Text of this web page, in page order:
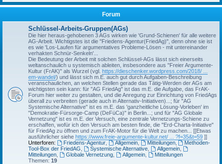
Forum
Schlüssel-Arbeits-Gruppen(AGs)
Die hier heraus-gehobenen 3 AGs wirken wie 'Grund-Schienen' für alle weitere
AG-Arbeit. Wichtigstes ist die "Friedens-Agentur(FriedAg)", denn ohne sie ist
es wie 'Los-Laufen für argumentatives Probleme-Lösen - mit untereinander
verhakten Schnür-Senkeln'...
Die Bedeutung der Arbeit mit solchen Schlüssel-AGs lässt sich einerseits
weltanschaulich u systemisch ableiten, insbesondere aus "Freier Argumente-
Kultur (FrAK)" als Wurzel (vgl. https://dieschenker.wordpress.com/2018/ ...
em-wandel/) und lässt sich m.E. auch gut durch Aufgaben-Beschreibung
veranschaulichen, an welchen Stellen gerade das Tätig-Werden der AGs am
wichtigsten sein kann: für "AG FriedAg" ist das m.E. die Aufgabe, das FrAK-
Forum hier weiter zu gestalten, und die Anregung zur Einrichtung von FriedAgs
überall zu verbreiten (gerade auch in Alternativ-Initiativen)...; für "AG
Systemische Alternative" ist es m.E. das 'ganzheitliche Lösung-Vorleben' im
"Demokratie-Fürsorge-Camp (DeFüCa)" in Berlin...; und für "AG Globale
Vernetzung" ist es m.E. der Versuch, eine zentrale Vernetzungs-Schiene zu
erschaffen, wofür ich den Versuch am besten finde, die "Erd-Charta-Initiative"
für FriedAg zu öffnen und zum FrAK-Motor für die Welt zu machen... [[Etwas
ausführlicher siehe https://www.freie-argumente-kultur.net/ ... ?f=35&t=59 ]]
Unterforen:
Friedens-Agentur, Allgemein, Mitteilungen,
Methoden-
Tool-Box der FriedAG
Systemische Alternative, Allgemein,
Mitteilungen
Globale Vernetzung, Allgemein,
Mitteilungen
Themen: 19